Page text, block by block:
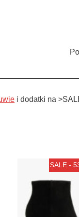
i dodatki na
SALE -